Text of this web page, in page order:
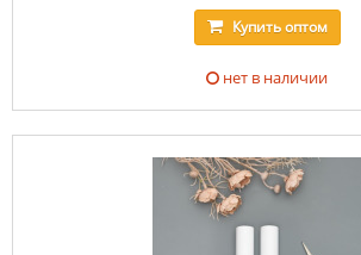
Купитьоптом
нет в наличии